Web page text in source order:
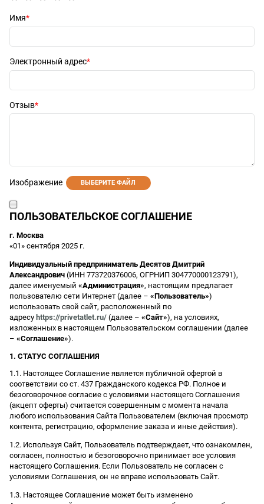
Имя
Электронный адрес
Отзыв
Изображение ВЫБЕРИТЕ ФАЙЛ
ПОЛЬЗОВАТЕЛЬСКОЕ СОГЛАШЕНИЕ
г. Москва
«01» сентября 2025 г.
Индивидуальный предприниматель Десятов Дмитрий
Александрович (ИНН 773720376006, ОГРНИП 304770000123791),
далее именуемый «Администрация», настоящим предлагает
пользователю сети Интернет (далее – «Пользователь»)
использовать свой сайт, расположенный по
адресу https://privetatlet.ru/ (далее – «Сайт»), на условиях,
изложенных в настоящем Пользовательском соглашении (далее
– «Соглашение»).
1. СТАТУС СОГЛАШЕНИЯ
1.1. Настоящее Соглашение является публичной офертой в
соответствии со ст. 437 Гражданского кодекса РФ. Полное и
безоговорочное согласие с условиями настоящего Соглашения
(акцепт оферты) считается совершенным с момента начала
любого использования Сайта Пользователем (включая просмотр
контента, регистрацию, оформление заказа и иные действия).
1.2. Используя Сайт, Пользователь подтверждает, что ознакомлен,
согласен, полностью и безоговорочно принимает все условия
настоящего Соглашения. Если Пользователь не согласен с
условиями Соглашения, он не вправе использовать Сайт.
1.3. Настоящее Соглашение может быть изменено